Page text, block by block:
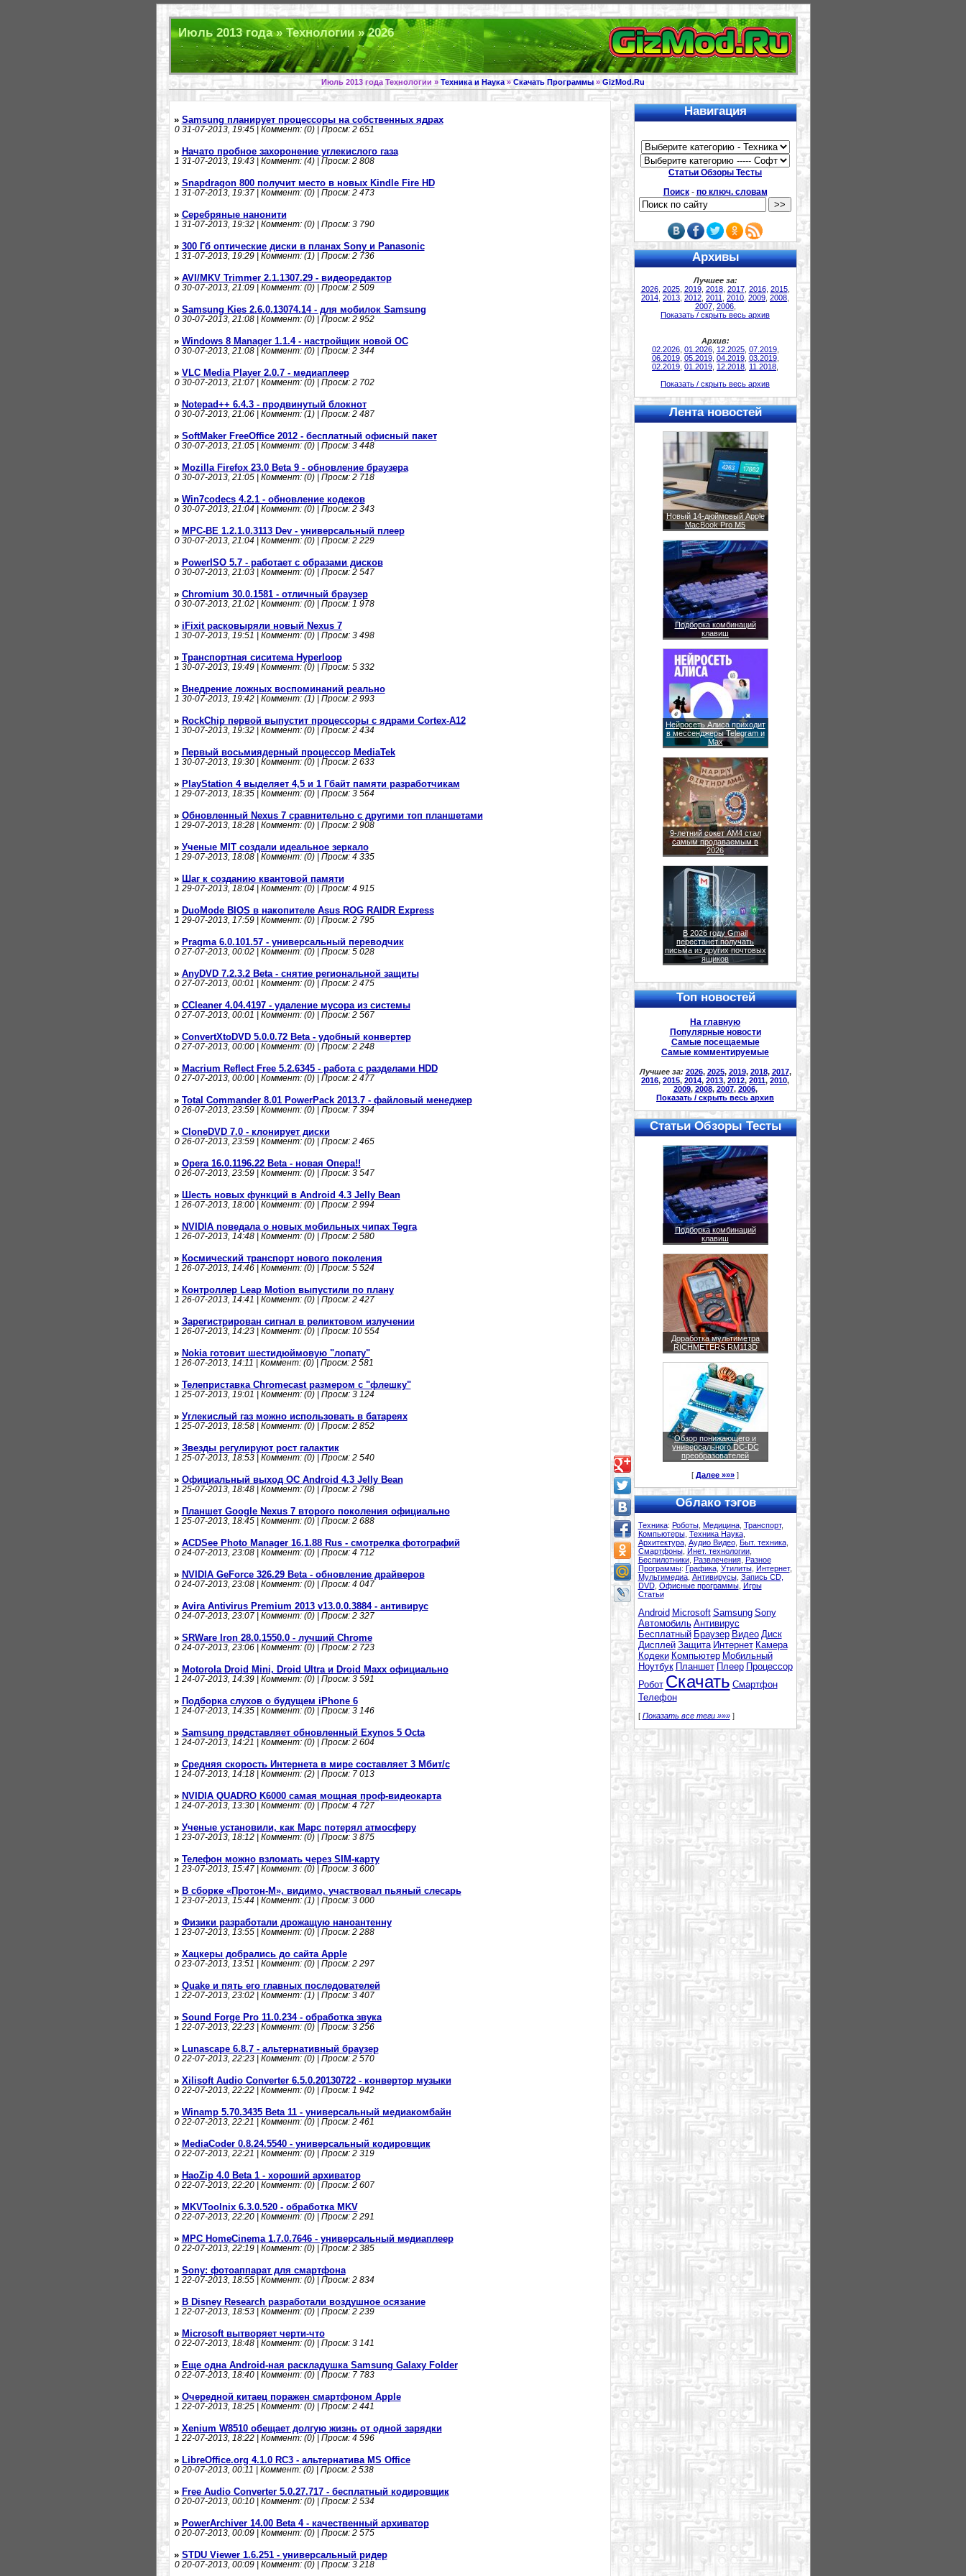
Июль 2013 года » Технологии » 2026
Июль 2013 года Технологии » Техника и Наука»Скачать Программы» GizMod.Ru
» Samsung планирует процессоры на собственных ядрах
031-07-2013, 19:45 | Коммент: (0) | Просм: 2 651
» Начато пробное захоронение углекислого газа
1 31-07-2013, 19:43 | Коммент: (4) | Просм: 2 808
» Snapdragon 800 получит место в новых Kindle Fire HD
1 31-07-2013, 19:37 | Коммент: (0) | Просм: 2 473
» Серебряные нанонити
1 31-07-2013, 19:32 | Коммент: (0) | Просм: 3 790
» 300 Гб оптические диски в планах Sony и Panasonic
1 31-07-2013, 19:29 | Коммент: (1) | Просм: 2 736
» AVI/MKV Trimmer 2.1.1307.29 - видеоредактор
030-07-2013, 21:09 | Коммент: (0) | Просм: 2 509
» Samsung Kies 2.6.0.13074.14 - для мобилок Samsung
030-07-2013, 21:08 | Коммент: (0) | Просм: 2 952
» Windows 8 Manager 1.1.4 - настройщик новой ОС
030-07-2013, 21:08 | Коммент: (0) | Просм: 2 344
» VLC Media Player 2.0.7 - медиаплеер
030-07-2013, 21:07 | Коммент: (0) | Просм: 2 702
» Notepad++ 6.4.3 - продвинутый блокнот
030-07-2013, 21:06 | Коммент: (1) | Просм: 2 487
» SoftMaker FreeOffice 2012 - бесплатный офисный пакет
030-07-2013, 21:05 | Коммент: (0) | Просм: 3 448
» Mozilla Firefox 23.0 Beta 9 - обновление браузера
030-07-2013, 21:05 | Коммент: (0) | Просм: 2 718
» Win7codecs 4.2.1 - обновление кодеков
030-07-2013, 21:04 | Коммент: (0) | Просм: 2 343
» MPC-BE 1.2.1.0.3113 Dev - универсальный плеер
030-07-2013, 21:04 | Коммент: (0) | Просм: 2 229
» PowerISO 5.7 - работает с образами дисков
030-07-2013, 21:03 | Коммент: (0) | Просм: 2 547
» Chromium 30.0.1581 - отличный браузер
030-07-2013, 21:02 | Коммент: (0) | Просм: 1 978
» iFixit расковыряли новый Nexus 7
1 30-07-2013, 19:51 | Коммент: (0) | Просм: 3 498
» Транспортная сиситема Hyperloop
1 30-07-2013, 19:49 | Коммент: (0) | Просм: 5 332
» Внедрение ложных воспоминаний реально
1 30-07-2013, 19:42 | Коммент: (1) | Просм: 2 993
» RockChip первой выпустит процессоры с ядрами Cortex-A12
1 30-07-2013, 19:32 | Коммент: (0) | Просм: 2 434
» Первый восьмиядерный процессор MediaTek
1 30-07-2013, 19:30 | Коммент: (0) | Просм: 2 633
» PlayStation 4 выделяет 4,5 и 1 Гбайт памяти разработчикам
1 29-07-2013, 18:35 | Коммент: (0) | Просм: 3 564
» Обновленный Nexus 7 сравнительно с другими топ планшетами
1 29-07-2013, 18:28 | Коммент: (0) | Просм: 2 908
» Ученые MIT создали идеальное зеркало
1 29-07-2013, 18:08 | Коммент: (0) | Просм: 4 335
» Шаг к созданию квантовой памяти
1 29-07-2013, 18:04 | Коммент: (0) | Просм: 4 915
» DuoMode BIOS в накопителе Asus ROG RAIDR Express
1 29-07-2013, 17:59 | Коммент: (0) | Просм: 2 795
» Pragma 6.0.101.57 - универсальный переводчик
027-07-2013, 00:02 | Коммент: (0) | Просм: 5 028
» AnyDVD 7.2.3.2 Beta - снятие региональной защиты
027-07-2013, 00:01 | Коммент: (0) | Просм: 2 475
» CCleaner 4.04.4197 - удаление мусора из системы
027-07-2013, 00:01 | Коммент: (0) | Просм: 2 567
» ConvertXtoDVD 5.0.0.72 Beta - удобный конвертер
027-07-2013, 00:00 | Коммент: (0) | Просм: 2 248
» Macrium Reflect Free 5.2.6345 - работа с разделами HDD
027-07-2013, 00:00 | Коммент: (0) | Просм: 2 477
» Total Commander 8.01 PowerPack 2013.7 - файловый менеджер
026-07-2013, 23:59 | Коммент: (0) | Просм: 7 394
» CloneDVD 7.0 - клонирует диски
026-07-2013, 23:59 | Коммент: (0) | Просм: 2 465
» Opera 16.0.1196.22 Beta - новая Опера!!
026-07-2013, 23:59 | Коммент: (0) | Просм: 3 547
» Шесть новых функций в Android 4.3 Jelly Bean
1 26-07-2013, 18:00 | Коммент: (0) | Просм: 2 994
» NVIDIA поведала о новых мобильных чипах Tegra
1 26-07-2013, 14:48 | Коммент: (0) | Просм: 2 580
» Космический транспорт нового поколения
1 26-07-2013, 14:46 | Коммент: (0) | Просм: 5 524
» Контроллер Leap Motion выпустили по плану
1 26-07-2013, 14:41 | Коммент: (0) | Просм: 2 427
» Зарегистрирован сигнал в реликтовом излучении
1 26-07-2013, 14:23 | Коммент: (0) | Просм: 10 554
» Nokia готовит шестидюймовую "лопату"
1 26-07-2013, 14:11 | Коммент: (0) | Просм: 2 581
» Телеприставка Chromecast размером с "флешку"
1 25-07-2013, 19:01 | Коммент: (0) | Просм: 3 124
» Углекислый газ можно использовать в батареях
1 25-07-2013, 18:58 | Коммент: (0) | Просм: 2 852
» Звезды регулируют рост галактик
1 25-07-2013, 18:53 | Коммент: (0) | Просм: 2 540
» Официальный выход ОС Android 4.3 Jelly Bean
1 25-07-2013, 18:48 | Коммент: (0) | Просм: 2 798
» Планшет Google Nexus 7 второго поколения официально
1 25-07-2013, 18:45 | Коммент: (0) | Просм: 2 688
» ACDSee Photo Manager 16.1.88 Rus - смотрелка фотографий
024-07-2013, 23:08 | Коммент: (0) | Просм: 4 712
» NVIDIA GeForce 326.29 Beta - обновление драйверов
024-07-2013, 23:08 | Коммент: (0) | Просм: 4 047
» Avira Antivirus Premium 2013 v13.0.0.3884 - антивирус
024-07-2013, 23:07 | Коммент: (0) | Просм: 2 327
» SRWare Iron 28.0.1550.0 - лучший Chrome
024-07-2013, 23:06 | Коммент: (0) | Просм: 2 723
» Motorola Droid Mini, Droid Ultra и Droid Maxx официально
1 24-07-2013, 14:39 | Коммент: (0) | Просм: 3 591
» Подборка слухов о будущем iPhone 6
1 24-07-2013, 14:35 | Коммент: (0) | Просм: 3 146
» Samsung представляет обновленный Exynos 5 Octa
1 24-07-2013, 14:21 | Коммент: (0) | Просм: 2 604
» Средняя скорость Интернета в мире составляет 3 Мбит/с
1 24-07-2013, 14:18 | Коммент: (2) | Просм: 7 013
» NVIDIA QUADRO K6000 самая мощная проф-видеокарта
1 24-07-2013, 13:30 | Коммент: (0) | Просм: 4 727
» Ученые установили, как Марс потерял атмосферу
1 23-07-2013, 18:12 | Коммент: (0) | Просм: 3 875
» Телефон можно взломать через SIM-карту
1 23-07-2013, 15:47 | Коммент: (0) | Просм: 3 600
» В сборке «Протон-М», видимо, участвовал пьяный слесарь
1 23-07-2013, 15:44 | Коммент: (1) | Просм: 3 000
» Физики разработали дрожащую наноантенну
1 23-07-2013, 13:55 | Коммент: (0) | Просм: 2 288
» Хацкеры добрались до сайта Apple
023-07-2013, 13:51 | Коммент: (0) | Просм: 2 297
» Quake и пять его главных последователей
1 22-07-2013, 23:02 | Коммент: (1) | Просм: 3 407
» Sound Forge Pro 11.0.234 - обработка звука
1 22-07-2013, 22:23 | Коммент: (0) | Просм: 3 256
» Lunascape 6.8.7 - альтернативный браузер
022-07-2013, 22:23 | Коммент: (0) | Просм: 2 570
» Xilisoft Audio Converter 6.5.0.20130722 - конвертор музыки
022-07-2013, 22:22 | Коммент: (0) | Просм: 1 942
» Winamp 5.70.3435 Beta 11 - универсальный медиакомбайн
022-07-2013, 22:21 | Коммент: (0) | Просм: 2 461
» MediaCoder 0.8.24.5540 - универсальный кодировщик
022-07-2013, 22:21 | Коммент: (0) | Просм: 2 319
» HaoZip 4.0 Beta 1 - хороший архиватор
022-07-2013, 22:20 | Коммент: (0) | Просм: 2 607
» MKVToolnix 6.3.0.520 - обработка MKV
022-07-2013, 22:20 | Коммент: (0) | Просм: 2 291
» MPC HomeCinema 1.7.0.7646 - универсальный медиаплеер
022-07-2013, 22:19 | Коммент: (0) | Просм: 2 385
» Sony: фотоаппарат для смартфона
1 22-07-2013, 18:55 | Коммент: (0) | Просм: 2 834
» В Disney Research разработали воздушное осязание
1 22-07-2013, 18:53 | Коммент: (0) | Просм: 2 239
» Microsoft вытворяет черти-что
022-07-2013, 18:48 | Коммент: (0) | Просм: 3 141
» Еще одна Android-ная раскладушка Samsung Galaxy Folder
022-07-2013, 18:40 | Коммент: (0) | Просм: 7 783
» Очередной китаец поражен смартфоном Apple
1 22-07-2013, 18:25 | Коммент: (0) | Просм: 2 441
» Xenium W8510 обещает долгую жизнь от одной зарядки
1 22-07-2013, 18:22 | Коммент: (0) | Просм: 4 596
» LibreOffice.org 4.1.0 RC3 - альтернатива MS Office
020-07-2013, 00:11 | Коммент: (0) | Просм: 2 538
» Free Audio Converter 5.0.27.717 - бесплатный кодировщик
020-07-2013, 00:10 | Коммент: (0) | Просм: 2 534
» PowerArchiver 14.00 Beta 4 - качественный архиватор
020-07-2013, 00:09 | Коммент: (0) | Просм: 2 575
» STDU Viewer 1.6.251 - универсальный ридер
020-07-2013, 00:09 | Коммент: (0) | Просм: 3 218
Навигация
Статьи Обзоры Тесты
Поиск- по ключ. словам
Архивы
Лучшее за:
2026, 2025, 2019, 2018, 2017, 2016, 2015,
2014 2013 2012 2011 2010 2009 2008
2007, 2006,
Показать / скрыть весь архив
Архив:
02.2026, 01.2026, 12.2025, 07.2019,
06.2019, 05.2019, 04.2019, 03.2019,
02.2019 01.2019 12.2018 11.2018
Показать / скрыть весь архив
Лента новостей
Новый 14-дюймовый Apple
MacBook Pro M5
Подборка комбинаций
клавиш
Нейросеть Алиса приходит
в мессенджеры Telegram и
Max
9-летний сокет AM4 стал
самым продаваемым в
2026
В 2026 году Gmail
перестанет получать
письма из других почтовых
ящиков
Топ новостей
На главную
Популярные новости
Самые посещаемые
Самые комментируемые
Лучшее за: 2026, 2025, 2019, 2018, 2017,
2016, 2015, 2014, 2013, 2012, 2011, 2010,
2009, 2008, 2007, 2006,
Показать / скрыть весь архив
Статьи Обзоры Тесты
Подборка комбинаций
клавиш
Доработка мультиметра
RICHMETERS RM113D
Обзор понижающего и
универсального DC-DC
преобразователей
[ Далее »»» ]
Облако тэгов
Техника: Роботы, Медицина, Транспорт,
Компьютеры, Техника Наука,
Архитектура, Аудио Видео, Быт. техника,
Смартфоны, Инет. технологии,
Беспилотники, Развлечения, Разное
Программы: Графика, Утилиты, Интернет,
Мультимедиа, Антивирусы, Запись CD,
DVD, Офисные программы, Игры
Статьи
Android Microsoft Samsung Sony
Автомобиль Антивирус
Бесплатный Браузер Видео Диск
Дисплей Защита Интернет Камера
Кодеки Компьютер Мобильный
Ноутбук Планшет Плеер Процессор
Робот Скачать Смартфон
Телефон
[ Показать все теги »»»]